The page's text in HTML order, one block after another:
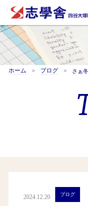
ホーム ブログ さぁ
2024.12.20 ブログ